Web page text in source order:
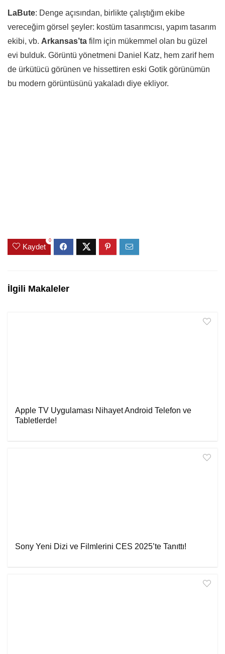
LaBute: Denge açısından, birlikte çalıştığım ekibe
vereceğim görsel şeyler: kostüm tasarımcısı, yapım tasarım
ekibi, vb. Arkansas’ta film için mükemmel olan bu güzel
evi bulduk. Görüntü yönetmeni Daniel Katz, hem zarif hem
de ürkütücü görünen ve hissettiren eski Gotik görünümün
bu modern görüntüsünü yakaladı diye ekliyor.
Kaydet
0
İlgili Makaleler
Apple TV Uygulaması Nihayet Android Telefon ve
Tabletlerde!
Sony Yeni Dizi ve Filmlerini CES 2025’te Tanıttı!